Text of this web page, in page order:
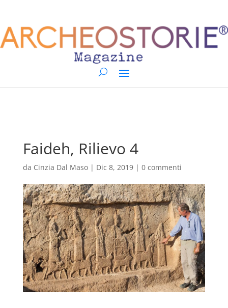
Faideh, Rilievo 4
da Cinzia Dal Maso| Dic 8, 2019| 0 commenti